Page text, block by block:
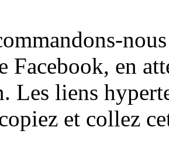
Facebook, en
Les liens
et collez